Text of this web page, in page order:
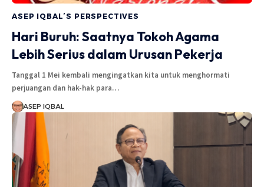
ASEP IQBAL’S PERSPECTIVES
Hari Buruh: Saatnya Tokoh Agama
Lebih Serius dalam Urusan Pekerja
Tanggal 1 Mei kembali mengingatkan kita untuk menghormati
perjuangan dan hak-hak para…
ASEP IQBAL